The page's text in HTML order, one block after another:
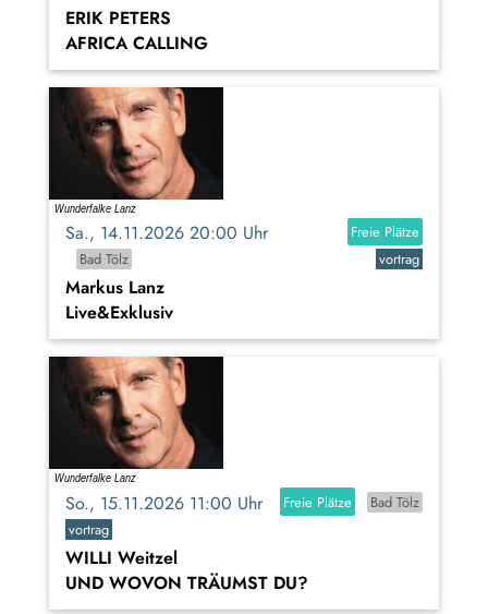
ERIK PETERS
AFRICA CALLING
Sa., 14.11.2026 20:00 Uhr
Freie Plätze
Bad Tölz
vortrag
Markus Lanz
Live&Exklusiv
So., 15.11.2026 11:00 Uhr Freie Plätze
Bad Tölz
vortrag
WILLI Weitzel
UND WOVON TRÄUMST DU?